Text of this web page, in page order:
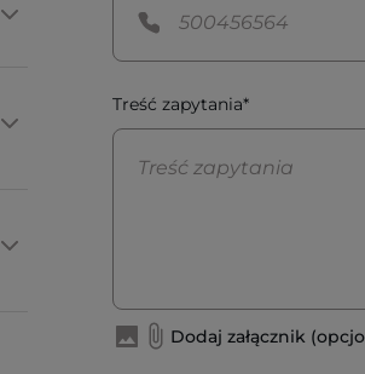
Treść zapytania*
Dodaj załącznik